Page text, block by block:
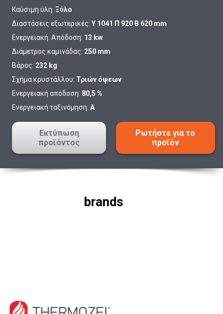
Καύσιμη ύλη: Ξύλο
Διαστάσεις εξωτερικές: Υ 1041 Π 920 Β 620 mm
Ενεργειακή. Απόδοση: 13 kw
Διάμετρος καμινάδας: 250 mm
Βάρος: 232 kg
Σχήμα κρυστάλλου: Τριών όψεων
Ενεργειακή απόδοση: 80,5 %
Ενεργειακή ταξινόμηση: A
Εκτύπωση
προϊόντος
Ρωτήστε για το
προϊόν
brands